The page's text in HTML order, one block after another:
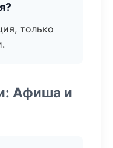
только
Афиша и